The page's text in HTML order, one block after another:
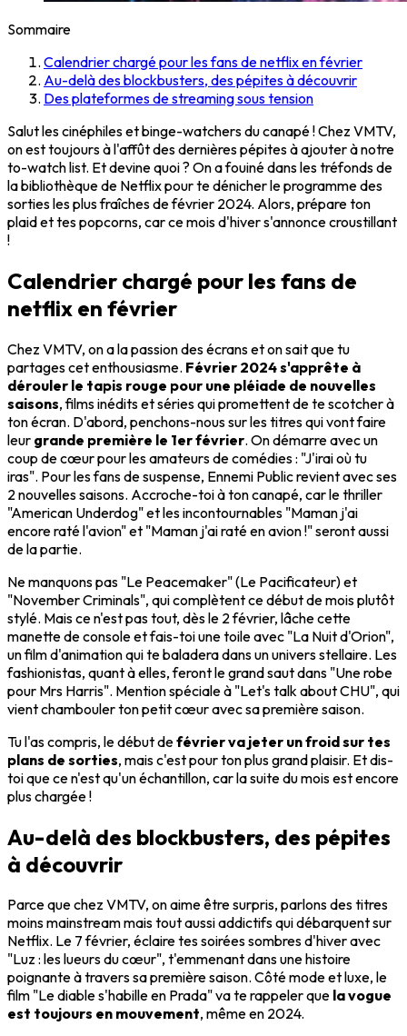
Sommaire
Calendrier chargé pour les fans de netflix en février
Au-delà des blockbusters, des pépites à découvrir
Des plateformes de streaming sous tension
Salut les cinéphiles et binge-watchers du canapé ! Chez VMTV,
on est toujours à l'affût des dernières pépites à ajouter à notre
to-watch list. Et devine quoi ? On a fouiné dans les tréfonds de
la bibliothèque de Netflix pour te dénicher le programme des
sorties les plus fraîches de février 2024. Alors, prépare ton
plaid et tes popcorns, car ce mois d'hiver s'annonce croustillant
!
Calendrier chargé pour les fans de
netflix en février
Chez VMTV, on a la passion des écrans et on sait que tu
partages cet enthousiasme. Février 2024 s'apprête à
dérouler le tapis rouge pour une pléiade de nouvelles
saisons, films inédits et séries qui promettent de te scotcher à
ton écran. D'abord, penchons-nous sur les titres qui vont faire
leur grande première le 1er février. On démarre avec un
coup de cœur pour les amateurs de comédies : "J'irai où tu
iras". Pour les fans de suspense, Ennemi Public revient avec ses
2 nouvelles saisons. Accroche-toi à ton canapé, car le thriller
"American Underdog" et les incontournables "Maman j'ai
encore raté l'avion" et "Maman j'ai raté en avion !" seront aussi
de la partie.
Ne manquons pas "Le Peacemaker" (Le Pacificateur) et
"November Criminals", qui complètent ce début de mois plutôt
stylé. Mais ce n'est pas tout, dès le 2 février, lâche cette
manette de console et fais-toi une toile avec "La Nuit d'Orion",
un film d'animation qui te baladera dans un univers stellaire. Les
fashionistas, quant à elles, feront le grand saut dans "Une robe
pour Mrs Harris". Mention spéciale à "Let's talk about CHU", qui
vient chambouler ton petit cœur avec sa première saison.
Tu l'as compris, le début defévrier va jeter un froid sur tes
plans de sorties, mais c'est pour ton plus grand plaisir. Et dis-
toi que ce n'est qu'un échantillon, car la suite du mois est encore
plus chargée !
Au-delà des blockbusters, des pépites
à découvrir
Parce que chez VMTV, on aime être surpris, parlons des titres
moins mainstream mais tout aussi addictifs qui débarquent sur
Netflix. Le 7 février, éclaire tes soirées sombres d'hiver avec
"Luz : les lueurs du cœur", t'emmenant dans une histoire
poignante à travers sa première saison. Côté mode et luxe, le
film "Le diable s'habille en Prada" va te rappeler que la vogue
est toujours en mouvement, même en 2024.